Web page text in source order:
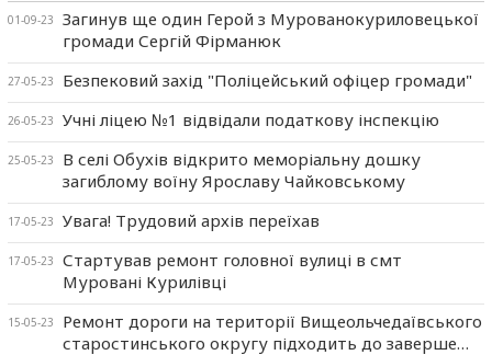
01-09-23
Загинув ще один Герой з Мурованокуриловецької
громади Сергій Фірманюк
27-05-23 Безпековий захід "Поліцейський офіцер громади"
26-05-23 Учні ліцею №1 відвідали податкову інспекцію
25-05-23
В селі Обухів відкрито меморіальну дошку
загиблому воїну Ярославу Чайковському
17-05-23 Увага! Трудовий архів переїхав
17-05-23
Стартував ремонт головної вулиці в смт
Муровані Курилівці
15-05-23
Ремонт дороги на території Вищеольчедаївського
старостинського округу підходить до заверше…